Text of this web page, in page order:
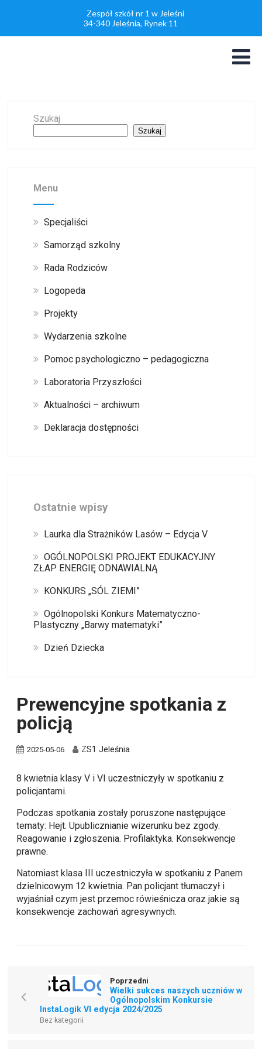
Zespół szkół nr 1 w Jeleśni
34-340 Jeleśnia, Rynek 11
Szukaj
Szukaj
Menu
Specjaliści
Samorząd szkolny
Rada Rodziców
Logopeda
Projekty
Wydarzenia szkolne
Pomoc psychologiczno – pedagogiczna
Laboratoria Przyszłości
Aktualności – archiwum
Deklaracja dostępności
Ostatnie wpisy
Laurka dla Strażników Lasów – Edycja V
OGÓLNOPOLSKI PROJEKT EDUKACYJNY
ZŁAP ENERGIĘ ODNAWIALNĄ
KONKURS „SÓL ZIEMI”
Ogólnopolski Konkurs Matematyczno-
Plastyczny „Barwy matematyki”
Dzień Dziecka
Prewencyjne spotkania z
policją
2025-05-06 ZS1 Jeleśnia
8 kwietnia klasy V i VI uczestniczyły w spotkaniu z
policjantami.
Podczas spotkania zostały poruszone następujące
tematy: Hejt. Upublicznianie wizerunku bez zgody.
Reagowanie i zgłoszenia. Profilaktyka. Konsekwencje
prawne.
Natomiast klasa III uczestniczyła w spotkaniu z Panem
dzielnicowym 12 kwietnia. Pan policjant tłumaczył i
wyjaśniał czym jest przemoc rówieśnicza oraz jakie są
konsekwencje zachowań agresywnych.
Poprzedni
Wielki sukces naszych uczniów w
Ogólnopolskim Konkursie
InstaLogik VI edycja 2024/2025
Bez kategorii